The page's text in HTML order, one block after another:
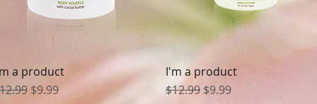
Vista rapida
a product
regolare
Prezzo scontato
$9.99
Vista rapida
I'm a product
Prezzo regolare
$12.99 Prezzo scontato
$9.99